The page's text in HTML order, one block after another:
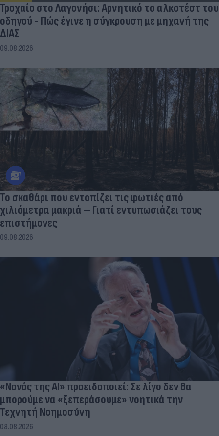
Τροχαίο στο Λαγονήσι: Αρνητικό το αλκοτέστ του
οδηγού - Πώς έγινε η σύγκρουση με μηχανή της
ΔΙΑΣ
09.08.2026
Το σκαθάρι που εντοπίζει τις φωτιές από
χιλιόμετρα μακριά – Γιατί εντυπωσιάζει τους
επιστήμονες
09.08.2026
«Νονός της AI» προειδοποιεί: Σε λίγο δεν θα
μπορούμε να «ξεπεράσουμε» νοητικά την
Τεχνητή Νοημοσύνη
08.08.2026